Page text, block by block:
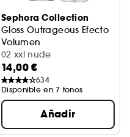
Sephora Collection
Gloss Outrageous Efecto
Volumen
Outrageous Plump Effect
02 xxl nude
14,00 €
634
Disponible en 7 tonos
Añadir